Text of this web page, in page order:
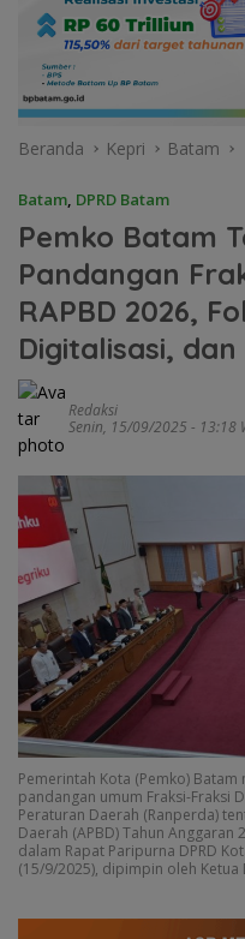
Beranda Kepri Batam
Batam, DPRD Batam
Pemko Batam
Pandangan
RAPBD 2026,
Digitalisasi,
Redaksi
Senin, 15/09/2025 - 13:18
Pemerintah Kota (Pemko)
pandangan umum Fraksi-Fraksi
Peraturan Daerah (Ranperda)
Daerah (APBD) Tahun
dalam Rapat Paripurna DPRD
(15/9/2025), dipimpin oleh Ketua